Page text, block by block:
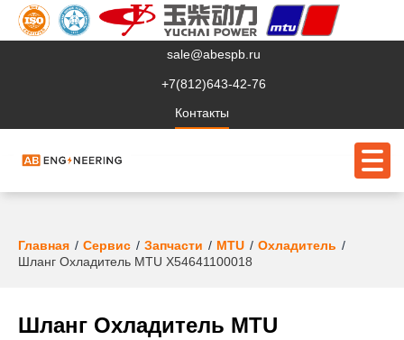
sale@abespb.ru
+7(812)643-42-76
Контакты
О компании
Главная Сервис Запчасти MTU
Охладитель
Шланг Охладитель MTU X54641100018
Шланг Охладитель MTU